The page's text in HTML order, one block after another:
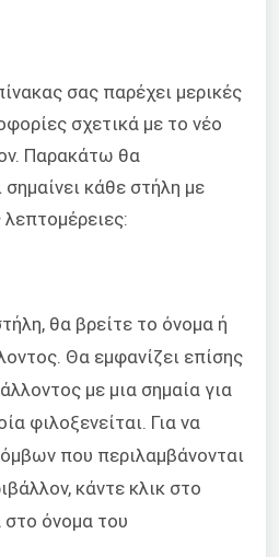
σας παρέχει μερικές
σχετικά με το νέο
Παρακάτω θα
σημαίνει κάθε στήλη με
θα βρείτε το όνομα ή
Θα εμφανίζει επίσης
με μια σημαία για
φιλοξενείται. Για να
που περιλαμβάνονται
κάντε κλικ στο
στο όνομα του